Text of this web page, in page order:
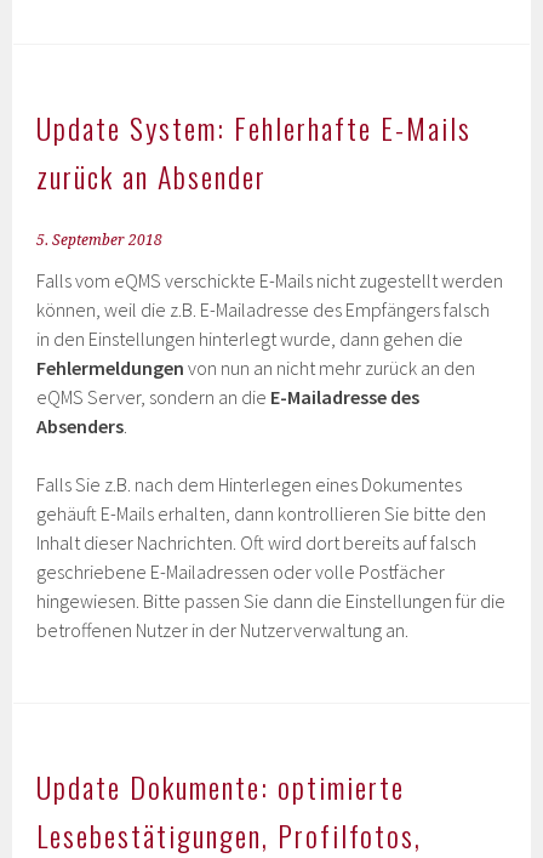
Update System: Fehlerhafte E-Mails
zurück an Absender
5. September 2018
Falls vom eQMS verschickte E-Mails nicht zugestellt werden
können, weil die z.B. E-Mailadresse des Empfängers falsch
in den Einstellungen hinterlegt wurde, dann gehen die
Fehlermeldungen von nun an nicht mehr zurück an den
eQMS Server, sondern an die E-Mailadresse des
Absenders.
Falls Sie z.B. nach dem Hinterlegen eines Dokumentes
gehäuft E-Mails erhalten, dann kontrollieren Sie bitte den
Inhalt dieser Nachrichten. Oft wird dort bereits auf falsch
geschriebene E-Mailadressen oder volle Postfächer
hingewiesen. Bitte passen Sie dann die Einstellungen für die
betroffenen Nutzer in der Nutzerverwaltung an.
Update Dokumente: optimierte
Lesebestätigungen, Profilfotos,